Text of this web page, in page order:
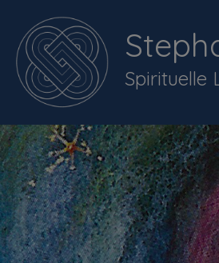
Spirituelle